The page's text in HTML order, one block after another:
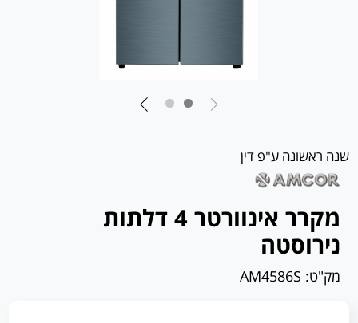
שנה ראשונה ע"פ דין
מקרר אינוורטר 4 דלתות
נירוסטה
מק"ט: AM4586S